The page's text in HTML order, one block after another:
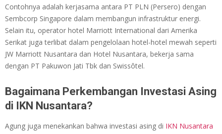
Contohnya adalah kerjasama antara PT PLN (Persero) dengan
Sembcorp Singapore dalam membangun infrastruktur energi.
Selain itu, operator hotel Marriott International dari Amerika
Serikat juga terlibat dalam pengelolaan hotel-hotel mewah seperti
JW Marriott Nusantara dan Hotel Nusantara, bekerja sama
dengan PT Pakuwon Jati Tbk dan Swissôtel.
Bagaimana Perkembangan Investasi Asing
di IKN Nusantara?
Agung juga menekankan bahwa investasi asing di IKN Nusantara